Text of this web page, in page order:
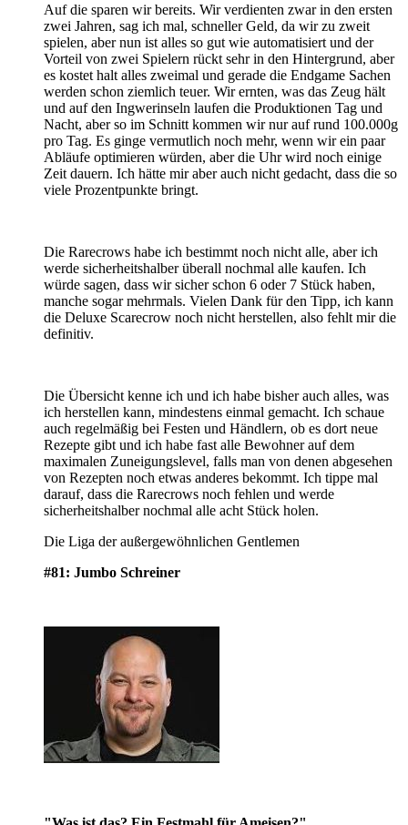
Auf die sparen wir bereits. Wir verdienten zwar in den ersten
zwei Jahren, sag ich mal, schneller Geld, da wir zu zweit
spielen, aber nun ist alles so gut wie automatisiert und der
Vorteil von zwei Spielern rückt sehr in den Hintergrund, aber
es kostet halt alles zweimal und gerade die Endgame Sachen
werden schon ziemlich teuer. Wir ernten, was das Zeug hält
und auf den Ingwerinseln laufen die Produktionen Tag und
Nacht, aber so im Schnitt kommen wir nur auf rund 100.000g
pro Tag. Es ginge vermutlich noch mehr, wenn wir ein paar
Abläufe optimieren würden, aber die Uhr wird noch einige
Zeit dauern. Ich hätte mir aber auch nicht gedacht, dass die so
viele Prozentpunkte bringt.
Die Rarecrows habe ich bestimmt noch nicht alle, aber ich
werde sicherheitshalber überall nochmal alle kaufen. Ich
würde sagen, dass wir sicher schon 6 oder 7 Stück haben,
manche sogar mehrmals. Vielen Dank für den Tipp, ich kann
die Deluxe Scarecrow noch nicht herstellen, also fehlt mir die
definitiv.
Die Übersicht kenne ich und ich habe bisher auch alles, was
ich herstellen kann, mindestens einmal gemacht. Ich schaue
auch regelmäßig bei Festen und Händlern, ob es dort neue
Rezepte gibt und ich habe fast alle Bewohner auf dem
maximalen Zuneigungslevel, falls man von denen abgesehen
von Rezepten noch etwas anderes bekommt. Ich tippe mal
darauf, dass die Rarecrows noch fehlen und werde
sicherheitshalber nochmal alle acht Stück holen.
Die Liga der außergewöhnlichen Gentlemen
#81: Jumbo Schreiner